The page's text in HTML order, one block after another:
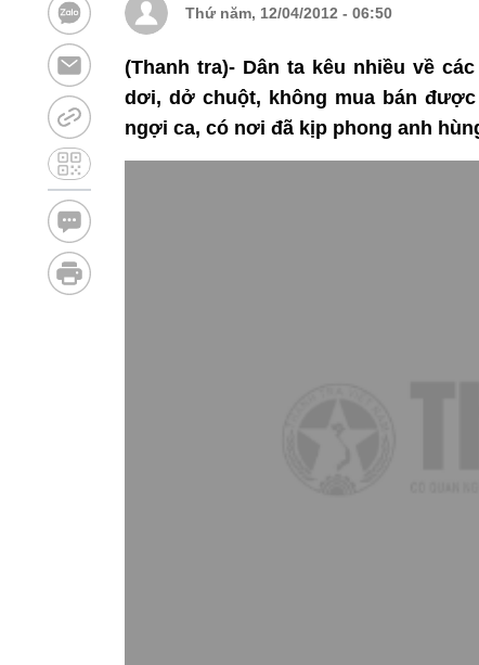
Thứ năm, 12/04/2012 - 06:50
(Thanh tra)- Dân ta kêu nhiều về
dơi, dở chuột, không mua bán
ngợi ca, có nơi đã kịp phong anh